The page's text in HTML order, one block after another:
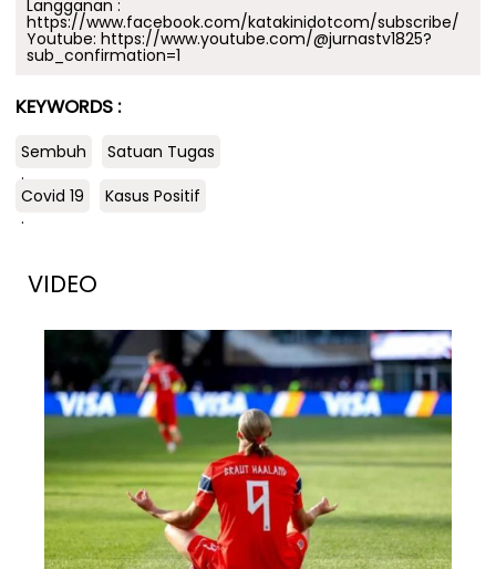
Langganan :
https://www.facebook.com/katakinidotcom/subscribe/
Youtube: https://www.youtube.com/@jurnastv1825?
sub_confirmation=1
KEYWORDS :
Sembuh
Satuan Tugas
.
Covid 19
Kasus Positif
.
VIDEO